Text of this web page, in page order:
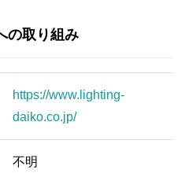
の取り組み
https://www.lighting-
daiko.co.jp/
不明